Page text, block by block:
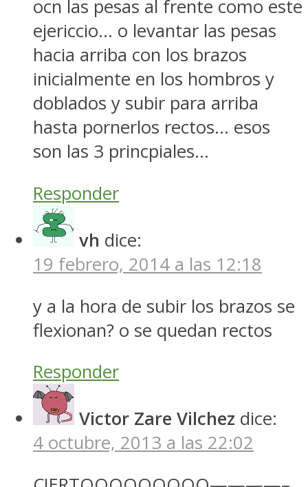
ocn las pesas al frente como este
ejericcio… o levantar las pesas
hacia arriba con los brazos
inicialmente en los hombros y
doblados y subir para arriba
hasta pornerlos rectos… esos
son las 3 princpiales…
Responder
vh dice:
19 febrero, 2014 a las 12:18
y a la hora de subir los brazos se
flexionan? o se quedan rectos
Responder
Victor Zare Vilchez dice:
4 octubre, 2013 a las 22:02